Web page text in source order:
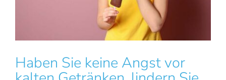
Haben Sie keine Angst vor